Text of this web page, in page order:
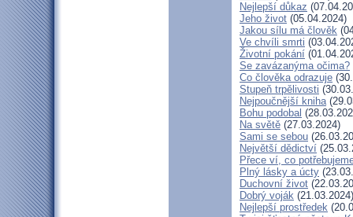
Nejlepší důkaz
Jeho život (05.04.2024)
Jakou sílu má člověk
Ve chvíli smrti
Životní pokání
Se zavázanýma očima?
Co člověka odrazuje
Stupeň trpělivosti
Nejpoučnější kniha
Bohu podobal
Na světě (27.03.2024)
Sami se sebou
Největší dědictví
Přece ví, co
Plný lásky a úcty
Duchovní život
Dobrý voják (21.03.2024)
Nejlepší prostředek